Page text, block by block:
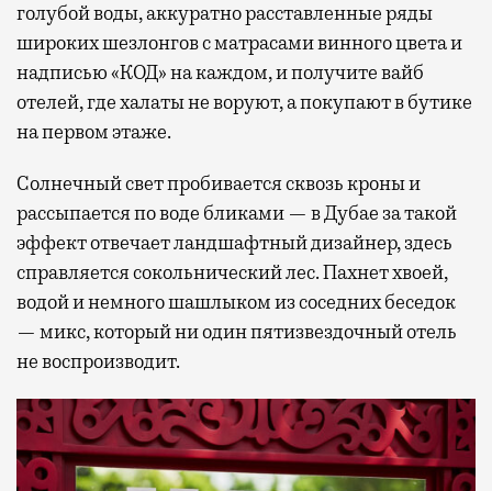
голубой воды, аккуратно расставленные ряды
широких шезлонгов с матрасами винного цвета и
надписью «КОД» на каждом, и получите вайб
отелей, где халаты не воруют, а покупают в бутике
на первом этаже.
Солнечный свет пробивается сквозь кроны и
рассыпается по воде бликами — в Дубае за такой
эффект отвечает ландшафтный дизайнер, здесь
справляется сокольнический лес. Пахнет хвоей,
водой и немного шашлыком из соседних беседок
— микс, который ни один пятизвездочный отель
не воспроизводит.